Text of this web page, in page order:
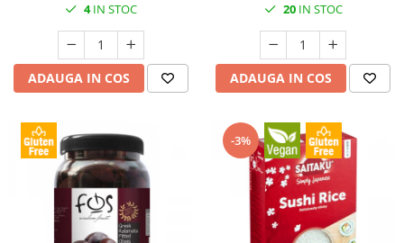
4IN STOC
ADAUGA IN COS
20IN STOC
ADAUGA IN COS
-3%